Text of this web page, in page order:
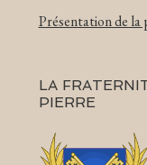
Présentation de la
LA
PIERRE